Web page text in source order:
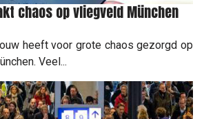
chaos op vliegveld München
heeft voor grote chaos gezorgd op
Veel...